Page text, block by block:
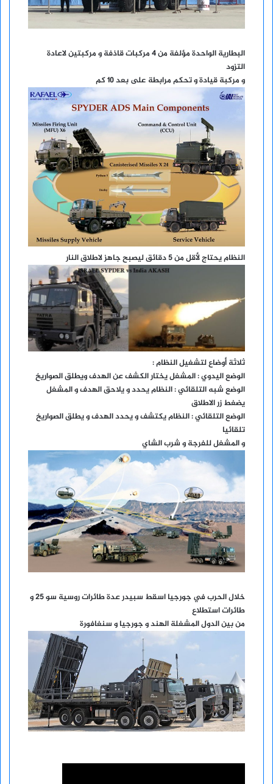
البطارية الواحدة مؤلفة من 4 مركبات قاذفة و مركبتين لاعادة
التزود
و مركبة قيادة و تحكم مرابطة على بعد 10 كم
النظام يحتاج لأقل من 5 دقائق ليصبح جاهز لاطلاق النار
ثلاثة أوضاع لتشغيل النظام :
الوضع اليدوي : المشغل يختار الكشف عن الهدف ويطلق الصواريخ
الوضع شبه التلقائي : النظام يحدد و يلاحق الهدف و المشغل
يضغط زر الاطلاق
الوضع التلقائي : النظام يكتشف و يحدد الهدف و يطلق الصواريخ
تلقائيا
و المشغل للفرجة و شرب الشاي
خلال الحرب في جورجيا اسقط سبيدر عدة طائرات روسية سو 25 و
طائرات استطلاع
من بين الدول المشغلة الهند و جورجيا و سنغافورة